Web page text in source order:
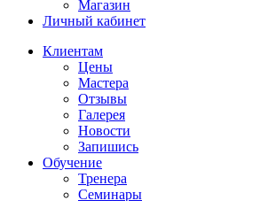
Магазин
Личный кабинет
Клиентам
Цены
Мастера
Отзывы
Галерея
Новости
Запишись
Обучение
Тренера
Семинары